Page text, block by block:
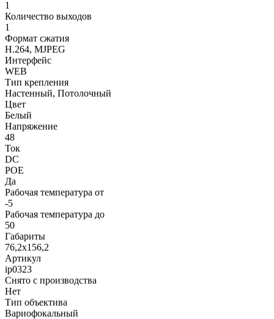
1
Количество выходов
1
Формат сжатия
H.264, MJPEG
Интерфейс
WEB
Тип крепления
Настенный, Потолочный
Цвет
Белый
Напряжение
48
Ток
DC
POE
Да
Рабочая температура от
-5
Рабочая температура до
50
Габариты
76,2х156,2
Артикул
ip0323
Снято с производства
Нет
Тип объектива
Вариофокальный